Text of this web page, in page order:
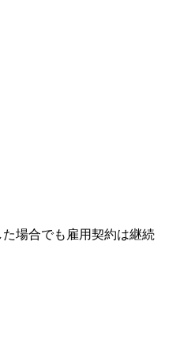
場合でも雇用契約は継続